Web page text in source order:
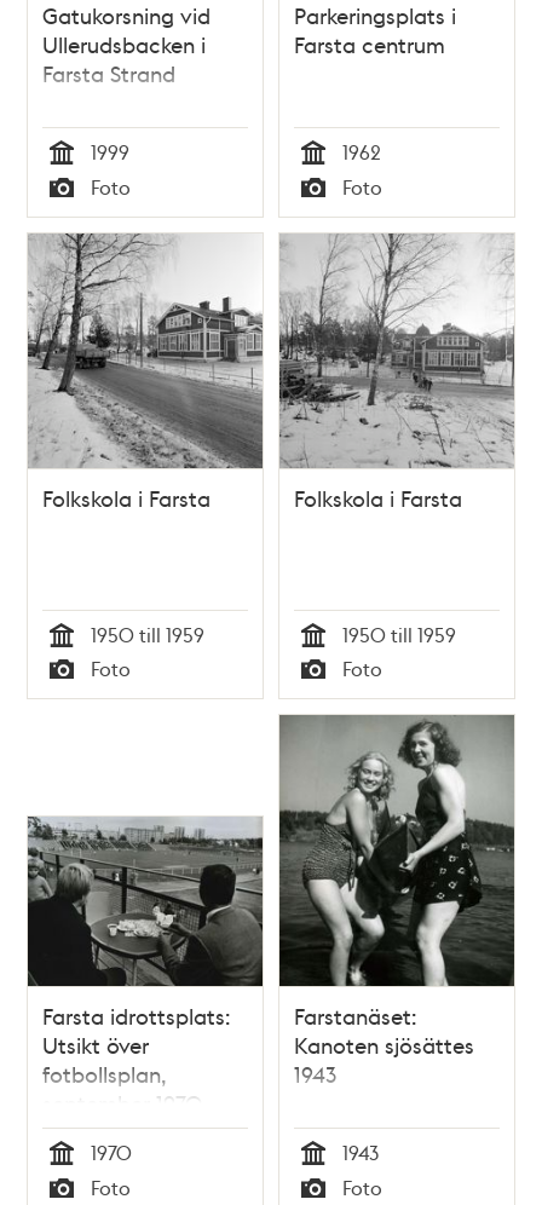
Gatukorsning vid
Ullerudsbacken i
Farsta Strand
Tid
1999
Typ
Foto
Parkeringsplats i
Farsta centrum
Tid
1962
Typ
Foto
Folkskola i Farsta
Tid
1950 till 1959
Typ
Foto
Folkskola i Farsta
Tid
1950 till 1959
Typ
Foto
Farsta idrottsplats:
Utsikt över
fotbollsplan,
september 1970
Tid
1970
Foto
Farstanäset:
Kanoten sjösättes
1943
Tid
1943
Foto